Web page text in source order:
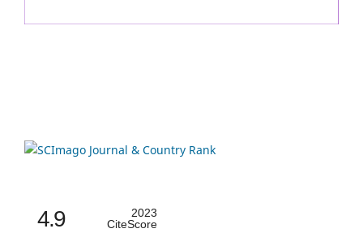
4.9
2023
CiteScore